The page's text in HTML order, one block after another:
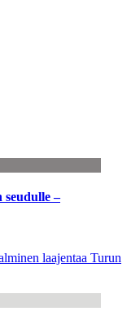
seudulle –
laajentaa Turun